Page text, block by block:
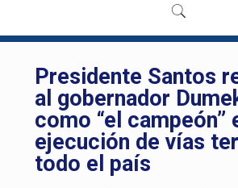
Presidente Santos
al gobernador
como “el campeón”
ejecución de vías
todo el país